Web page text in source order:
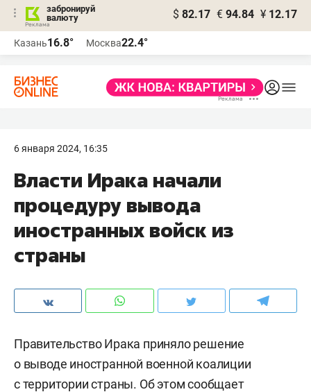
забронируй
валюту
$ 82.17 € 94.84 ¥ 12.17
Казань16.8° Москва22.4°
6 января 2024, 16:35
Власти Ирака начали
процедуру вывода
иностранных войск из
страны
Правительство Ирака приняло решение
о выводе иностранной военной коалиции
с территории страны. Об этом сообщает